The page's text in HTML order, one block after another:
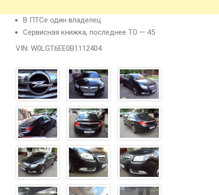
В ПТСе один владелец
Сервисная книжка, последнее ТО — 45
VIN: W0LGT6EE0B1112404